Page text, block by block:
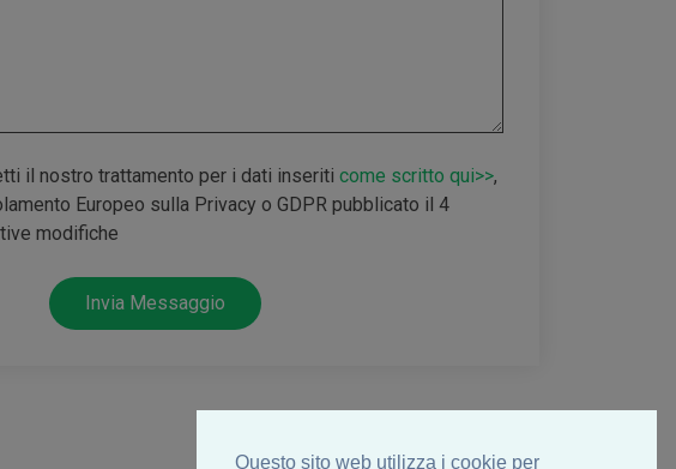
Questo sito web utilizza i cookie per
il nostro trattamento per i dati inseriti come scritto qui>>,
Europeo sulla Privacy o GDPR pubblicato il 4
modifiche
Invia Messaggio